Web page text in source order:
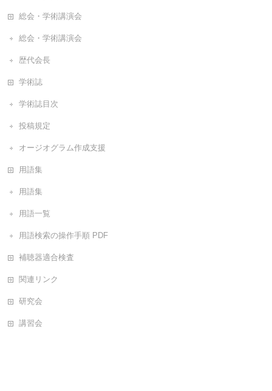
総会・学術講演会
総会・学術講演会
歴代会長
学術誌
学術誌目次
投稿規定
オージオグラム作成支援
用語集
用語集
用語一覧
用語検索の操作手順 PDF
補聴器適合検査
関連リンク
研究会
講習会